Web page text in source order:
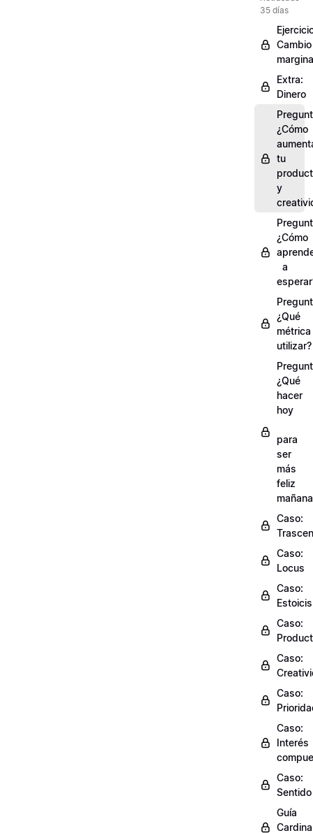
35 días
Cambio
Extra:
Dinero
¿Cómo
tu
y
¿Cómo
a
¿Qué
métrica
utilizar?
¿Qué
hacer
hoy
para
ser
más
feliz
Caso:
Caso:
Locus
Caso:
Caso:
Caso:
Caso:
Caso:
Interés
Caso:
Sentido
Guía